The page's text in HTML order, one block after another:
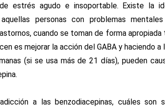
estrés agudo e insoportable. Existe la
personas con problemas
cuando se toman de forma apropiada
es mejorar la acción del GABA y haciendo a
(si se usa más de 21 días), pueden
a las benzodiacepinas, cuáles son